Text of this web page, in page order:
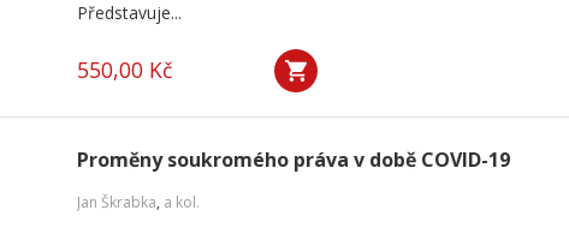
Představuje...
550,00 Kč
Proměny soukromého práva v době COVID-19
Jan Škrabka, a kol.